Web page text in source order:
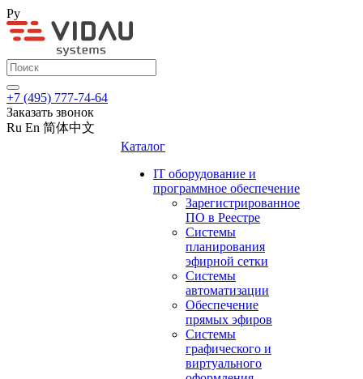
Ру
+7 (495) 777-74-64
Заказать звонок
Ru En 简体中文
Каталог
IT оборудование и
программное обеспечение
Зарегистрированное
ПО в Реестре
Системы
планирования
эфирной сетки
Системы
автоматизации
Обеспечение
прямых эфиров
Системы
графического и
виртуального